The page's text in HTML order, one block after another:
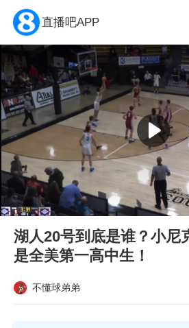
直播吧APP
湖人20号到底是谁？小尼
是全美第一高中生！
不懂球弟弟